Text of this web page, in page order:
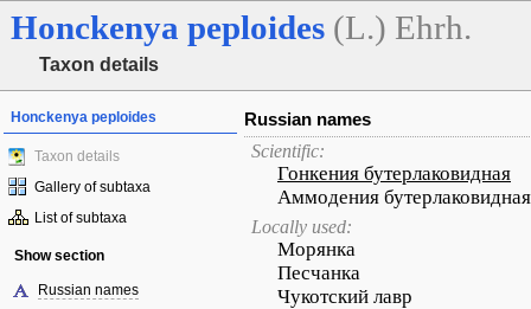
Honckenya peploides (L.) Ehrh.
Taxon details
Honckenya peploides
Taxon details
Gallery of subtaxa
List of subtaxa
Show section
Russian names
Russian names
Scientific:
Гонкения бутерлаковидная
Аммодения бутерлаковидная
Locally used:
Морянка
Песчанка
Чукотский лавр